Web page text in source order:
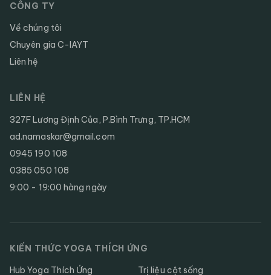
CÔNG TY
Về chúng tôi
Chuyên gia C-IAYT
Liên hệ
LIÊN HỆ
327F Lương Định Của, P.Bình Trưng, TP.HCM
ad.namaskar@gmail.com
0945 190 108
0385 050 108
9:00 - 19:00 hàng ngày
KIẾN THỨC YOGA THÍCH ỨNG
Hub Yoga Thích Ứng
Trị liệu cột sống